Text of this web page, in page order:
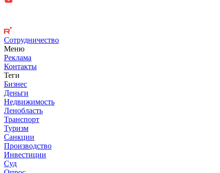
Сотрудничество
Меню
Реклама
Контакты
Теги
Бизнес
Деньги
Недвижимость
Ленобласть
Транспорт
Туризм
Санкции
Производство
Инвестиции
Суд